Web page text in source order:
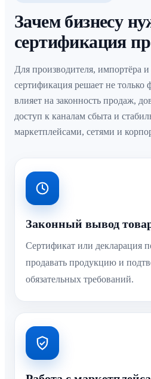
Зачем бизнесу
сертификация
Для производителя, импортёра
сертификация решает не только
влияет на законность продаж,
доступ к каналам сбыта и
маркетплейсами, сетями и
Законный вывод
Сертификат или декларация
продавать продукцию и
обязательных требований.